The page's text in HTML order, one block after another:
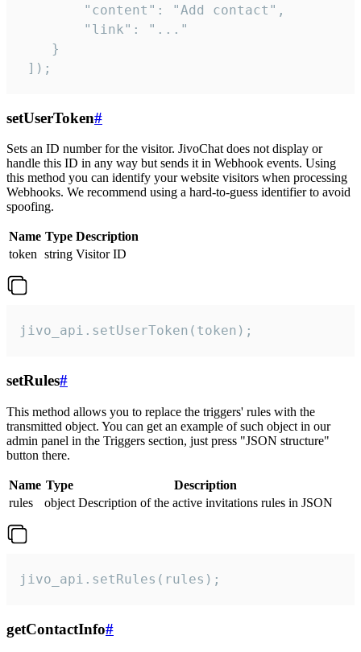
        "content": "Add contact",
        "link": "..."
    }
]);
setUserToken#
Sets an ID number for the visitor. JivoChat does not display or
handle this ID in any way but sends it in Webhook events. Using
this method you can identify your website visitors when processing
Webhooks. We recommend using a hard-to-guess identifier to avoid
spoofing.
Name Type Description
token string Visitor ID
jivo_api.setUserToken(token);
setRules#
This method allows you to replace the triggers' rules with the
transmitted object. You can get an example of such object in our
admin panel in the Triggers section, just press "JSON structure"
button there.
Name Type
Description
rules
object Description of the active invitations rules in JSON
jivo_api.setRules(rules);
getContactInfo#